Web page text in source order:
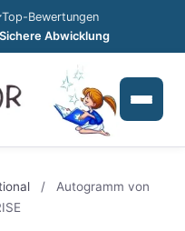
Top-Bewertungen
Sichere Abwicklung
/
Autogramm von